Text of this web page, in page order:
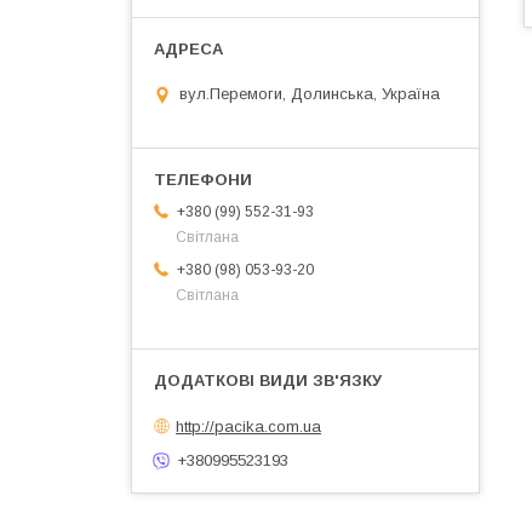
вул.Перемоги, Долинська, Україна
+380 (99) 552-31-93
Світлана
+380 (98) 053-93-20
Світлана
http://pacika.com.ua
+380995523193